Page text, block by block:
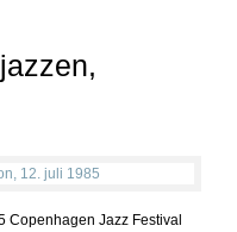
Copenhagen Jazz Festival